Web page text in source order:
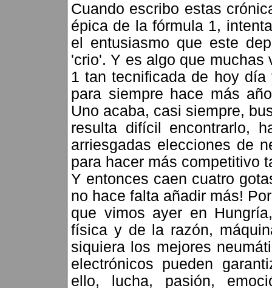
Cuando escribo estas
épica de la fórmula 1,
el entusiasmo que este
'crio'. Y es algo que muchas
1 tan tecnificada de hoy
para siempre hace más
Uno acaba, casi siempre,
resulta difícil encontrarlo,
arriesgadas elecciones de
para hacer más competitivo
Y entonces caen cuatro
no hace falta añadir más!
que vimos ayer en
física y de la razón,
siquiera los mejores
electrónicos pueden
ello, lucha, pasión,